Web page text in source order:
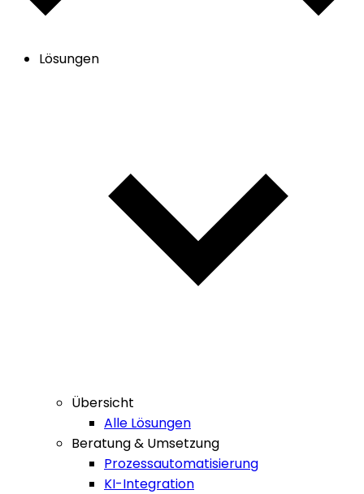
Lösungen
Übersicht
Alle Lösungen
Beratung & Umsetzung
Prozessautomatisierung
KI-Integration